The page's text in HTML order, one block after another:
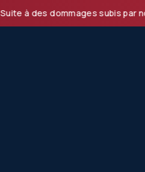
Suite à des dommages subis